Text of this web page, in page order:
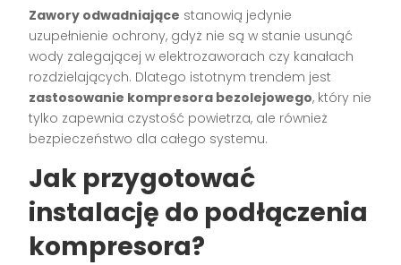
Zawory odwadniające stanowią jedynie
uzupełnienie ochrony, gdyż nie są w stanie usunąć
wody zalegającej w elektrozaworach czy kanałach
rozdzielających. Dlatego istotnym trendem jest
zastosowanie kompresora bezolejowego, który nie
tylko zapewnia czystość powietrza, ale również
bezpieczeństwo dla całego systemu.
Jak przygotować
instalację do podłączenia
kompresora?